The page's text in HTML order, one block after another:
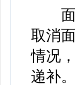
面试
取消
情况
递补。